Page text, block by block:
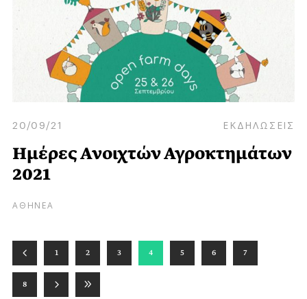
20/09/21 ΕΚΔΗΛΩΣΕΙΣ
Ημέρες Ανοιχτών Αγροκτημάτων
2021
ΑΘΗΝΕΑ
1 2 3 4 5 6 7
8